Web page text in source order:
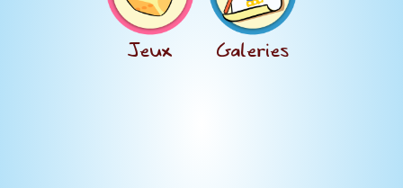
Jeux Galeries